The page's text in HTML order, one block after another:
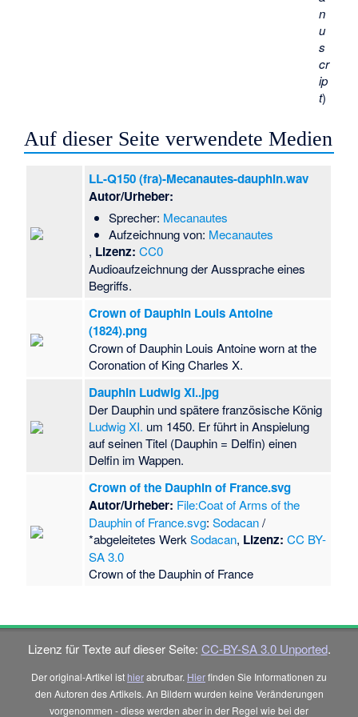
n
u
s
cr
ip
t)
Auf dieser Seite verwendete Medien
LL-Q150 (fra)-Mecanautes-dauphin.wav
Autor/Urheber:
Sprecher: Mecanautes
Aufzeichnung von: Mecanautes
, Lizenz: CC0
Audioaufzeichnung der Aussprache eines
Begriffs.
Crown of Dauphin Louis Antoine
(1824).png
Crown of Dauphin Louis Antoine worn at the
Coronation of King Charles X.
Dauphin Ludwig XI..jpg
Der Dauphin und spätere französische König
Ludwig XI. um 1450. Er führt in Anspielung
auf seinen Titel (Dauphin = Delfin) einen
Delfin im Wappen.
Crown of the Dauphin of France.svg
Autor/Urheber: File:Coat of Arms of the
Dauphin of France.svg:Sodacan/
*abgeleitetes WerkSodacan, Lizenz: CC BY-
SA 3.0
Crown of the Dauphin of France
Lizenz für Texte auf dieser Seite: CC-BY-SA 3.0 Unported.
Der original-Artikel ist hierabrufbar. Hierfinden Sie Informationen zu
den Autoren des Artikels. An Bildern wurden keine Veränderungen
vorgenommen - diese werden aber in der Regel wie bei der